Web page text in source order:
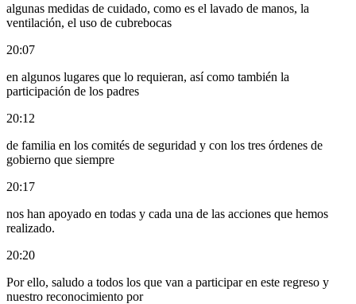
algunas medidas de cuidado, como es el lavado de manos, la
ventilación, el uso de cubrebocas
20:07
en algunos lugares que lo requieran, así como también la
participación de los padres
20:12
de familia en los comités de seguridad y con los tres órdenes de
gobierno que siempre
20:17
nos han apoyado en todas y cada una de las acciones que hemos
realizado.
20:20
Por ello, saludo a todos los que van a participar en este regreso y
nuestro reconocimiento por